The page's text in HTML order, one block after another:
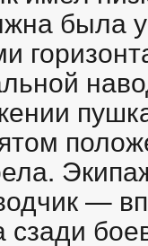
была
—